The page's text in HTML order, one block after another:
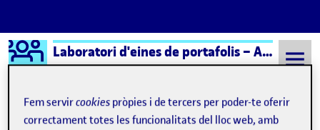
Saltar al contingut
Logo Ágora Laboratori d'eines de portafolis – Aula 1
Fem servircookies pròpies i de tercers per poder-te oferir
correctament totes les funcionalitats del lloc web, amb